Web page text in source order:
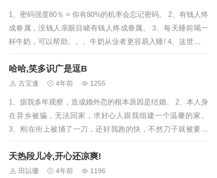
1、密码强度80％ = 你有80%的机率会忘记密码。 2、有钱人终
成眷属，没钱人亲眼目睹有钱人终成眷属。 3、每天睡前喝一
杯牛奶，可以帮助。。。牛奶从业者更容易入睡! 4、这世界上
还有互相暗恋这回事儿...
哈哈,笑多识广是逗B
古宝逢 4年前 1255
1、据我多年观察，造成婚外恋的根本原因是结婚。 2、本人身
在异乡被骗，无法回家，求好心人跟我组建一个温馨的家。
3、刚在街上被捅了一刀，还好我跑的快，不然刀子就被要回
去了。 4、不知道处男之身能卖钱不...
天热段儿冷,开心还凉爽!
田以珊 4年前 1196